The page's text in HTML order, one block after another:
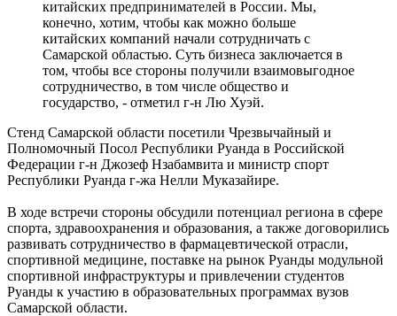
07.08.2026 | 16:06
В Новокуйбышевске ушел из жизни заслуженный тренер
России Валерий Иванов
07.08.2026 | 15:55
Начали борьбу за трофей: футбольные клубы Самарской
области провели матчи первого тура группового этапа Кубка
России
07.08.2026 | 15:42
В Самарской области закроют ж/д переезд у Кротовки с 21 по
22 августа
07.08.2026 | 15:31
Играют будущие олимпийцы: в тольяттинском
спорткомплексе "Олимп" стартовал гандбольный турнир
07.08.2026 | 15:27
Аномальную жару прогнозируют в Самарской области 8
августа
07.08.2026 | 15:02
В Самаре пройдет открытый матч по следж-хоккею 8 августа
07.08.2026 | 15:01
китайских предпринимателей в России. Мы,
конечно, хотим, чтобы как можно больше
китайских компаний начали сотрудничать с
Самарской областью. Суть бизнеса заключается в
том, чтобы все стороны получили взаимовыгодное
сотрудничество, в том числе общество и
государство, - отметил г-н Лю Хуэй.
Стенд Самарской области посетили Чрезвычайный и
Полномочный Посол Республики Руанда в Российской
Федерации г-н Джозеф Нзабамвита и министр спорт
Республики Руанда г-жа Нелли Муказайире.
В ходе встречи стороны обсудили потенциал региона в сфере
спорта, здравоохранения и образования, а также договорились
развивать сотрудничество в фармацевтической отрасли,
спортивной медицине, поставке на рынок Руанды модульной
спортивной инфраструктуры и привлечении студентов
Руанды к участию в образовательных программах вузов
Самарской области.